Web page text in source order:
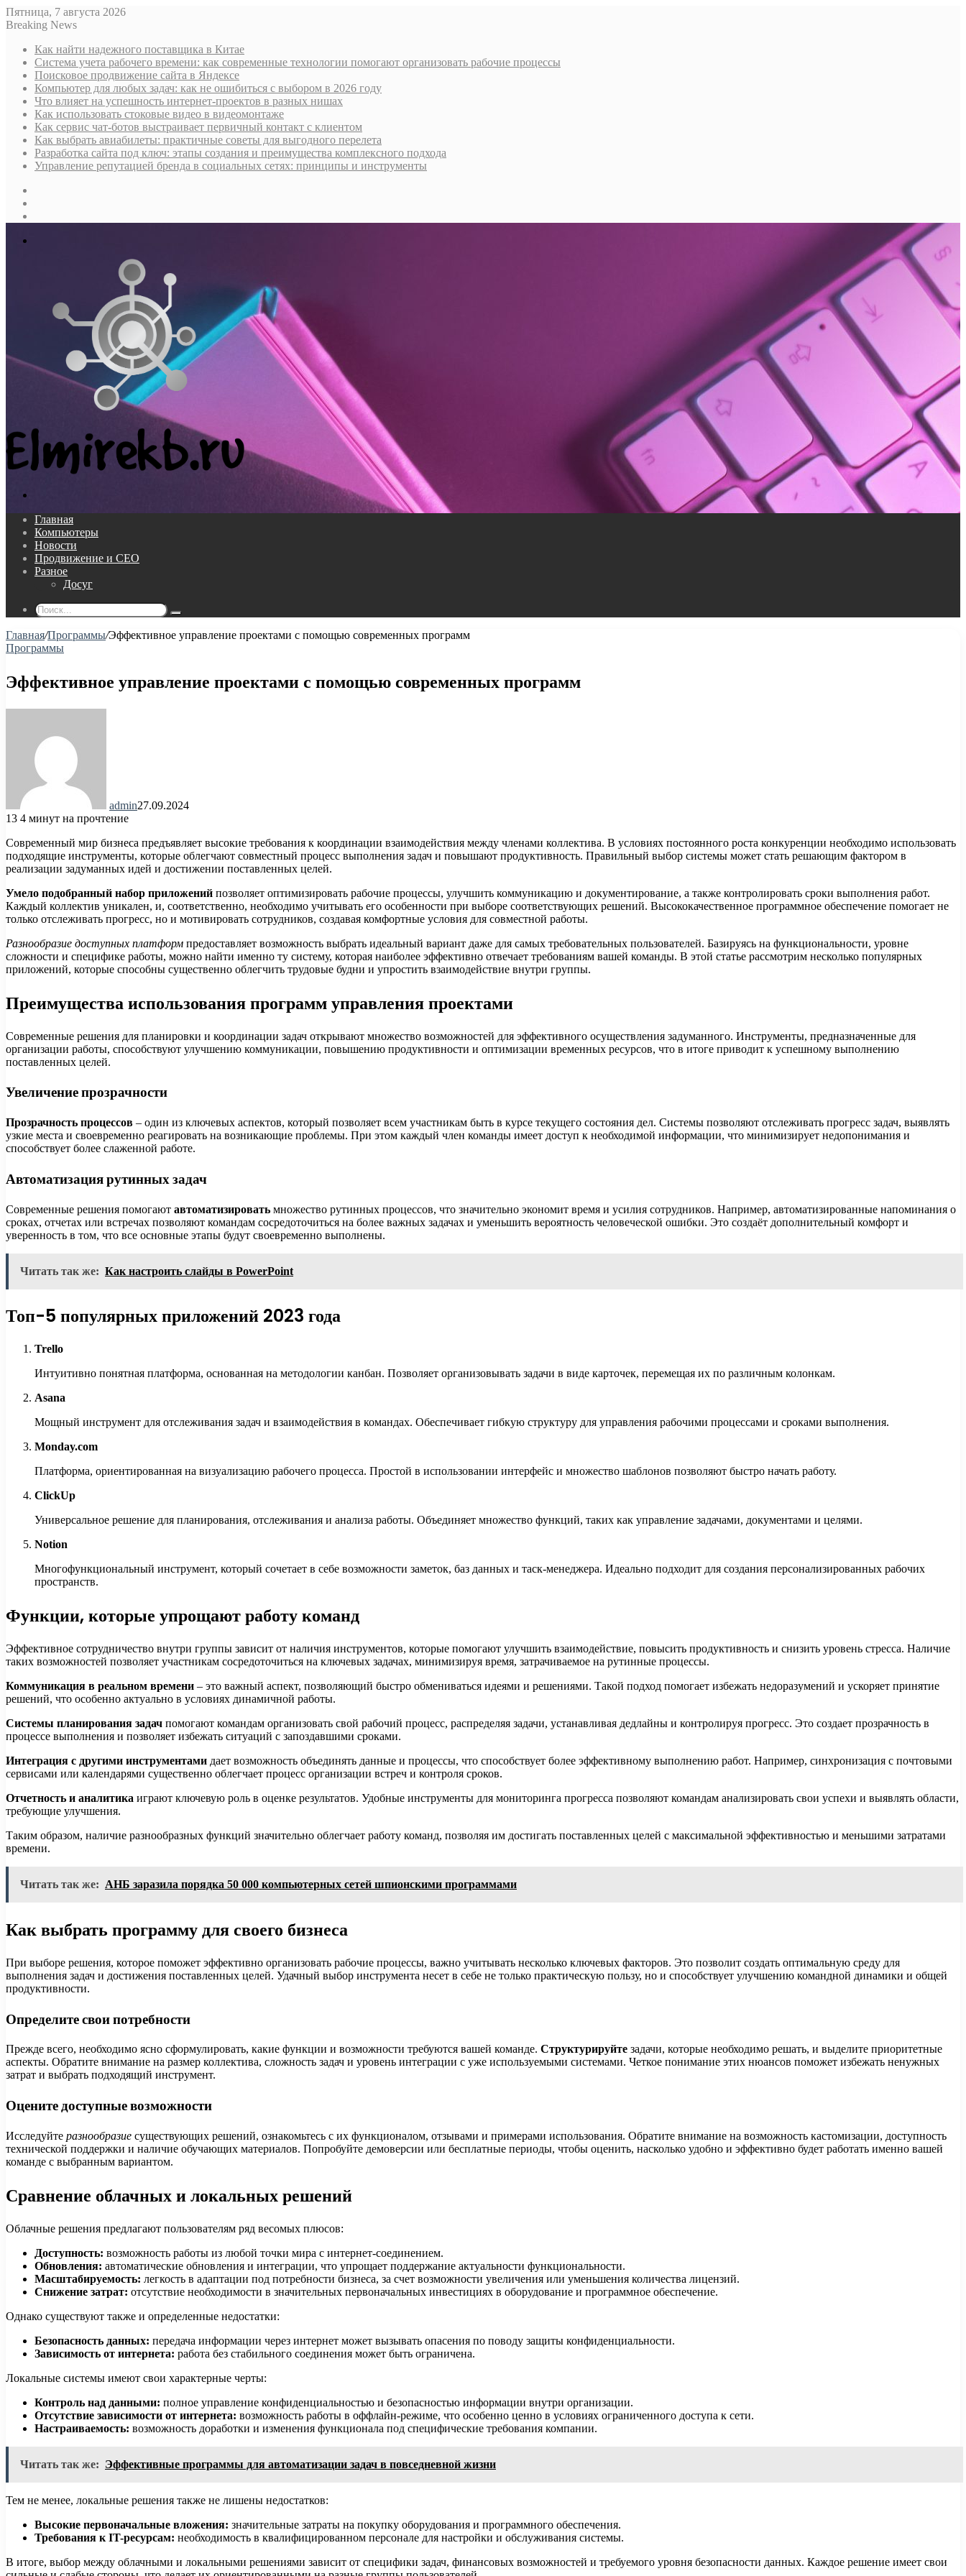
Пятница, 7 августа 2026
Breaking News
Как найти надежного поставщика в Китае
Система учета рабочего времени: как современные технологии помогают организовать рабочие процессы
Поисковое продвижение сайта в Яндексе
Компьютер для любых задач: как не ошибиться с выбором в 2026 году
Что влияет на успешность интернет-проектов в разных нишах
Как использовать стоковые видео в видеомонтаже
Как сервис чат-ботов выстраивает первичный контакт с клиентом
Как выбрать авиабилеты: практичные советы для выгодного перелета
Разработка сайта под ключ: этапы создания и преимущества комплексного подхода
Управление репутацией бренда в социальных сетях: принципы и инструменты
Главная
Компьютеры
Новости
Продвижение и СЕО
Разное
Досуг
Поиск...
Главная/Программы/Эффективное управление проектами с помощью современных программ
Программы
Эффективное управление проектами с помощью современных программ
admin27.09.2024
13 4 минут на прочтение
Современный мир бизнеса предъявляет высокие требования к координации взаимодействия между членами коллектива. В условиях постоянного роста конкуренции необходимо использовать
подходящие инструменты, которые облегчают совместный процесс выполнения задач и повышают продуктивность. Правильный выбор системы может стать решающим фактором в
реализации задуманных идей и достижении поставленных целей.
Умело подобранный набор приложений позволяет оптимизировать рабочие процессы, улучшить коммуникацию и документирование, а также контролировать сроки выполнения работ.
Каждый коллектив уникален, и, соответственно, необходимо учитывать его особенности при выборе соответствующих решений. Высококачественное программное обеспечение помогает не
только отслеживать прогресс, но и мотивировать сотрудников, создавая комфортные условия для совместной работы.
Разнообразие доступных платформ предоставляет возможность выбрать идеальный вариант даже для самых требовательных пользователей. Базируясь на функциональности, уровне
сложности и специфике работы, можно найти именно ту систему, которая наиболее эффективно отвечает требованиям вашей команды. В этой статье рассмотрим несколько популярных
приложений, которые способны существенно облегчить трудовые будни и упростить взаимодействие внутри группы.
Преимущества использования программ управления проектами
Современные решения для планировки и координации задач открывают множество возможностей для эффективного осуществления задуманного. Инструменты, предназначенные для
организации работы, способствуют улучшению коммуникации, повышению продуктивности и оптимизации временных ресурсов, что в итоге приводит к успешному выполнению
поставленных целей.
Увеличение прозрачности
Прозрачность процессов – один из ключевых аспектов, который позволяет всем участникам быть в курсе текущего состояния дел. Системы позволяют отслеживать прогресс задач, выявлять
узкие места и своевременно реагировать на возникающие проблемы. При этом каждый член команды имеет доступ к необходимой информации, что минимизирует недопонимания и
способствует более слаженной работе.
Автоматизация рутинных задач
Современные решения помогают автоматизировать множество рутинных процессов, что значительно экономит время и усилия сотрудников. Например, автоматизированные напоминания о
сроках, отчетах или встречах позволяют командам сосредоточиться на более важных задачах и уменьшить вероятность человеческой ошибки. Это создаёт дополнительный комфорт и
уверенность в том, что все основные этапы будут своевременно выполнены.
Читать так же: Как настроить слайды в PowerPoint
Топ-5 популярных приложений 2023 года
Trello
Интуитивно понятная платформа, основанная на методологии канбан. Позволяет организовывать задачи в виде карточек, перемещая их по различным колонкам.
Asana
Мощный инструмент для отслеживания задач и взаимодействия в командах. Обеспечивает гибкую структуру для управления рабочими процессами и сроками выполнения.
Monday.com
Платформа, ориентированная на визуализацию рабочего процесса. Простой в использовании интерфейс и множество шаблонов позволяют быстро начать работу.
ClickUp
Универсальное решение для планирования, отслеживания и анализа работы. Объединяет множество функций, таких как управление задачами, документами и целями.
Notion
Многофункциональный инструмент, который сочетает в себе возможности заметок, баз данных и таск-менеджера. Идеально подходит для создания персонализированных рабочих
пространств.
Функции, которые упрощают работу команд
Эффективное сотрудничество внутри группы зависит от наличия инструментов, которые помогают улучшить взаимодействие, повысить продуктивность и снизить уровень стресса. Наличие
таких возможностей позволяет участникам сосредоточиться на ключевых задачах, минимизируя время, затрачиваемое на рутинные процессы.
Коммуникация в реальном времени – это важный аспект, позволяющий быстро обмениваться идеями и решениями. Такой подход помогает избежать недоразумений и ускоряет принятие
решений, что особенно актуально в условиях динамичной работы.
Системы планирования задач помогают командам организовать свой рабочий процесс, распределяя задачи, устанавливая дедлайны и контролируя прогресс. Это создает прозрачность в
процессе выполнения и позволяет избежать ситуаций с запоздавшими сроками.
Интеграция с другими инструментами дает возможность объединять данные и процессы, что способствует более эффективному выполнению работ. Например, синхронизация с почтовыми
сервисами или календарями существенно облегчает процесс организации встреч и контроля сроков.
Отчетность и аналитика играют ключевую роль в оценке результатов. Удобные инструменты для мониторинга прогресса позволяют командам анализировать свои успехи и выявлять области,
требующие улучшения.
Таким образом, наличие разнообразных функций значительно облегчает работу команд, позволяя им достигать поставленных целей с максимальной эффективностью и меньшими затратами
времени.
Читать так же: АНБ заразила порядка 50 000 компьютерных сетей шпионскими программами
Как выбрать программу для своего бизнеса
При выборе решения, которое поможет эффективно организовать рабочие процессы, важно учитывать несколько ключевых факторов. Это позволит создать оптимальную среду для
выполнения задач и достижения поставленных целей. Удачный выбор инструмента несет в себе не только практическую пользу, но и способствует улучшению командной динамики и общей
продуктивности.
Определите свои потребности
Прежде всего, необходимо ясно сформулировать, какие функции и возможности требуются вашей команде. Структурируйте задачи, которые необходимо решать, и выделите приоритетные
аспекты. Обратите внимание на размер коллектива, сложность задач и уровень интеграции с уже используемыми системами. Четкое понимание этих нюансов поможет избежать ненужных
затрат и выбрать подходящий инструмент.
Оцените доступные возможности
Исследуйте разнообразие существующих решений, ознакомьтесь с их функционалом, отзывами и примерами использования. Обратите внимание на возможность кастомизации, доступность
технической поддержки и наличие обучающих материалов. Попробуйте демоверсии или бесплатные периоды, чтобы оценить, насколько удобно и эффективно будет работать именно вашей
команде с выбранным вариантом.
Сравнение облачных и локальных решений
Облачные решения предлагают пользователям ряд весомых плюсов:
Доступность: возможность работы из любой точки мира с интернет-соединением.
Обновления: автоматические обновления и интеграции, что упрощает поддержание актуальности функциональности.
Масштабируемость: легкость в адаптации под потребности бизнеса, за счет возможности увеличения или уменьшения количества лицензий.
Снижение затрат: отсутствие необходимости в значительных первоначальных инвестициях в оборудование и программное обеспечение.
Однако существуют также и определенные недостатки:
Безопасность данных: передача информации через интернет может вызывать опасения по поводу защиты конфиденциальности.
Зависимость от интернета: работа без стабильного соединения может быть ограничена.
Локальные системы имеют свои характерные черты:
Контроль над данными: полное управление конфиденциальностью и безопасностью информации внутри организации.
Отсутствие зависимости от интернета: возможность работы в оффлайн-режиме, что особенно ценно в условиях ограниченного доступа к сети.
Настраиваемость: возможность доработки и изменения функционала под специфические требования компании.
Читать так же: Эффективные программы для автоматизации задач в повседневной жизни
Тем не менее, локальные решения также не лишены недостатков:
Высокие первоначальные вложения: значительные затраты на покупку оборудования и программного обеспечения.
Требования к IT-ресурсам: необходимость в квалифицированном персонале для настройки и обслуживания системы.
В итоге, выбор между облачными и локальными решениями зависит от специфики задач, финансовых возможностей и требуемого уровня безопасности данных. Каждое решение имеет свои